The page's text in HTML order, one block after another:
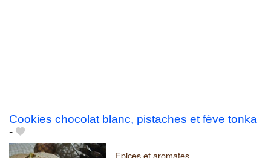
Cookies chocolat blanc, pistaches et fève tonka
-
Epices et aromates